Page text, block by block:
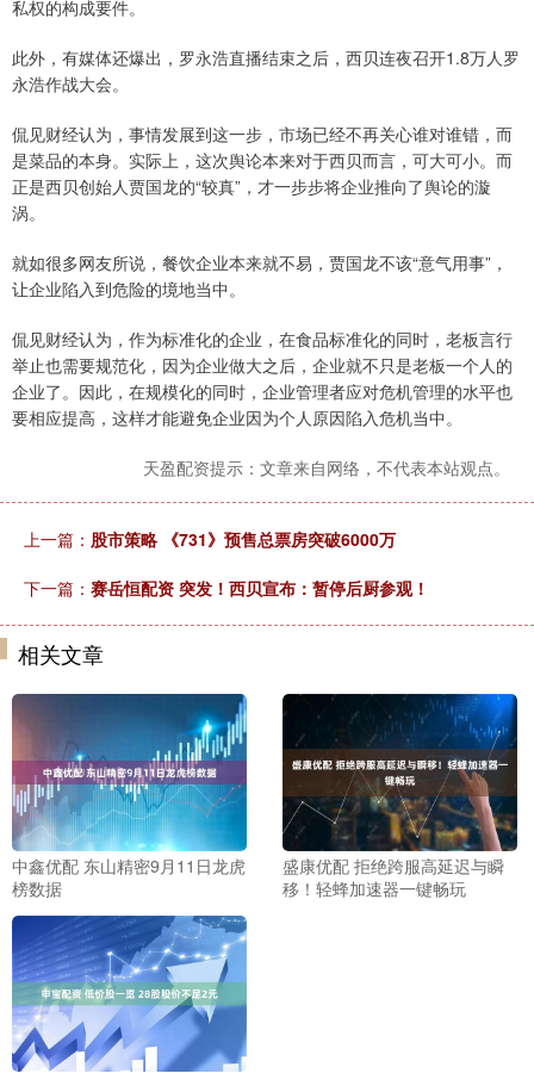
私权的构成要件。
此外，有媒体还爆出，罗永浩直播结束之后，西贝连夜召开1.8万人罗
永浩作战大会。
侃见财经认为，事情发展到这一步，市场已经不再关心谁对谁错，而
是菜品的本身。实际上，这次舆论本来对于西贝而言，可大可小。而
正是西贝创始人贾国龙的“较真”，才一步步将企业推向了舆论的漩
涡。
就如很多网友所说，餐饮企业本来就不易，贾国龙不该“意气用事”，
让企业陷入到危险的境地当中。
侃见财经认为，作为标准化的企业，在食品标准化的同时，老板言行
举止也需要规范化，因为企业做大之后，企业就不只是老板一个人的
企业了。因此，在规模化的同时，企业管理者应对危机管理的水平也
要相应提高，这样才能避免企业因为个人原因陷入危机当中。
天盈配资提示：文章来自网络，不代表本站观点。
上一篇： 股市策略 《731》预售总票房突破6000万
下一篇： 赛岳恒配资 突发！西贝宣布：暂停后厨参观！
相关文章
中鑫优配 东山精密9月11日龙虎
榜数据
盛康优配 拒绝跨服高延迟与瞬
移！轻蜂加速器一键畅玩